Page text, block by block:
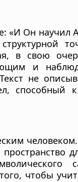
«И Он научил
в свою
и
не
способный
чтобы